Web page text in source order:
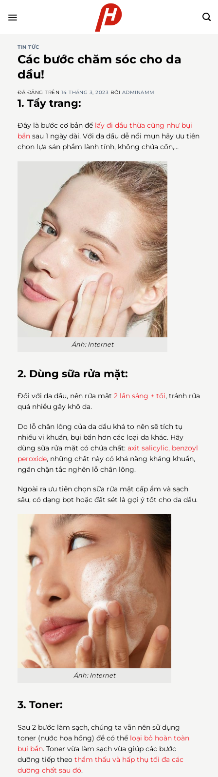
đến
TIN TỨC
Các bước chăm sóc cho da
dầu!
ĐÃ ĐĂNG TRÊN 14 THÁNG 3, 2023 BỞI ADMINAMM
1. Tẩy trang:
Đây là bước cơ bản để lấy đi dầu thừa cũng như bụi
bẩn sau 1 ngày dài. Với da dầu dễ nổi mụn hãy ưu tiên
chọn lựa sản phẩm lành tính, không chứa cồn,…
Ảnh: Internet
2. Dùng sữa rửa mặt:
Đối với da dầu, nên rửa mặt2 lần sáng + tối, tránh rửa
quá nhiều gây khô da.
Do lỗ chân lông của da dầu khá to nên sẽ tích tụ
nhiều vi khuẩn, bụi bẩn hơn các loại da khác. Hãy
dùng sữa rửa mặt có chứa chất:axit salicylic, benzoyl
peroxide, những chất này có khả năng kháng khuẩn,
ngăn chặn tắc nghẽn lỗ chân lông.
Ngoài ra ưu tiên chọn sữa rửa mặt cấp ẩm và sạch
sâu, có dạng bọt hoặc đất sét là gợi ý tốt cho da dầu.
Ảnh: Internet
3. Toner:
Sau 2 bước làm sạch, chúng ta vẫn nên sử dụng
toner (nước hoa hồng) để có thể loại bỏ hoàn toàn
bụi bẩn. Toner vừa làm sạch vừa giúp các bước
dưỡng tiếp theothẩm thấu và hấp thụ tối đa các
dưỡng chất sau đó.